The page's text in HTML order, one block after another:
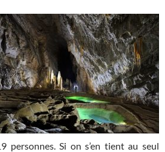
personnes. Si on s’en tient au seul